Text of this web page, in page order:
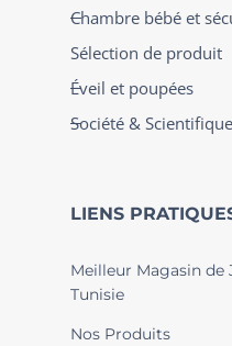
Chambre bébé et
Sélection de produit
Éveil et poupées
Société &
LIENS
Meilleur Magasin
Tunisie
Nos Produits